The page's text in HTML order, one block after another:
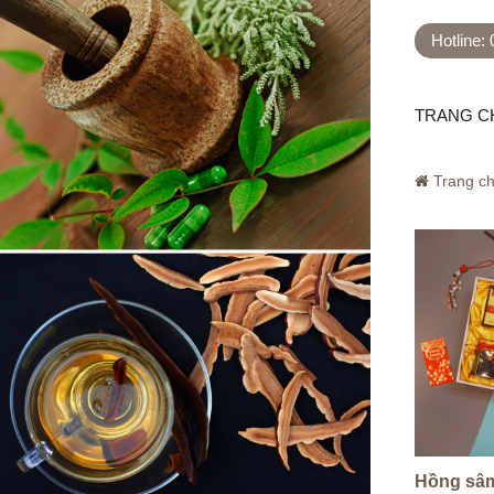
Hotline:
TRANG
Trang
Hồng